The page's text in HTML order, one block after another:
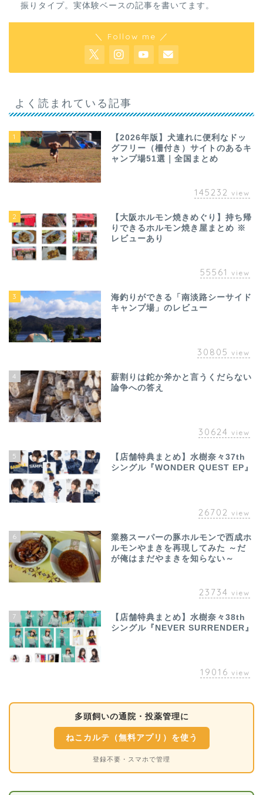
振りタイプ。実体験ベースの記事を書いてます。
＼ Follow me ／
よく読まれている記事
1
【2026年版】犬連れに便利なドッ
グフリー（柵付き）サイトのあるキ
ャンプ場51選｜全国まとめ
145232 view
2
【大阪ホルモン焼きめぐり】持ち帰
りできるホルモン焼き屋まとめ ※
レビューあり
55561 view
3
海釣りができる「南淡路シーサイド
キャンプ場」のレビュー
30805 view
4
薪割りは鉈か斧かと言うくだらない
論争への答え
30624 view
5
【店舗特典まとめ】水樹奈々37th
シングル『WONDER QUEST EP』
26702 view
6
業務スーパーの豚ホルモンで西成ホ
ルモンやまきを再現してみた ～だ
が俺はまだやまきを知らない～
23734 view
7
【店舗特典まとめ】水樹奈々38th
シングル『NEVER SURRENDER』
19016 view
多頭飼いの通院・投薬管理に
ねこカルテ（無料アプリ）を使う
登録不要・スマホで管理